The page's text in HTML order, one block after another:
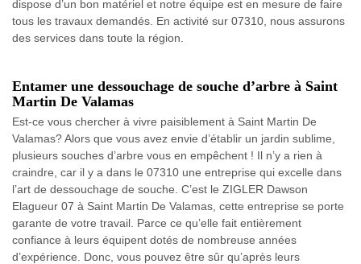
dispose d’un bon matériel et notre équipe est en mesure de faire
tous les travaux demandés. En activité sur 07310, nous assurons
des services dans toute la région.
Entamer une dessouchage de souche d’arbre à Saint
Martin De Valamas
Est-ce vous chercher à vivre paisiblement à Saint Martin De
Valamas? Alors que vous avez envie d’établir un jardin sublime,
plusieurs souches d’arbre vous en empêchent ! Il n’y a rien à
craindre, car il y a dans le 07310 une entreprise qui excelle dans
l’art de dessouchage de souche. C’est le ZIGLER Dawson
Elagueur 07 à Saint Martin De Valamas, cette entreprise se porte
garante de votre travail. Parce ce qu’elle fait entièrement
confiance à leurs équipent dotés de nombreuse années
d’expérience. Donc, vous pouvez être sûr qu’après leurs